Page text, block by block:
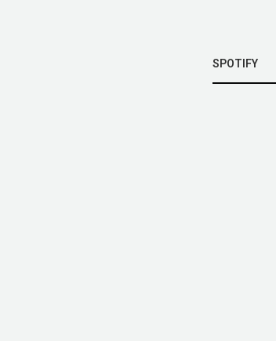
SPOTIFY